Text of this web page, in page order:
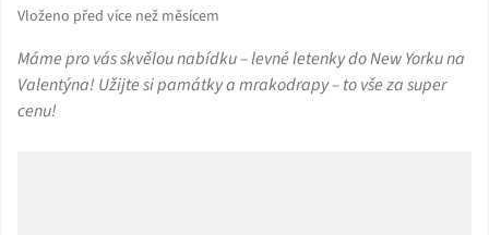
Vloženo před více než měsícem
Máme pro vás skvělou nabídku – levné letenky do New Yorku na
Valentýna! Užijte si památky a mrakodrapy – to vše za super
cenu!